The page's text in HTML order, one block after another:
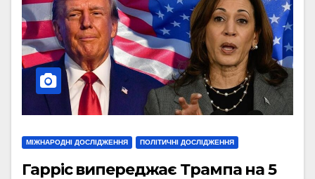
МІЖНАРОДНІ ДОСЛІДЖЕННЯ ПОЛІТИЧНІ ДОСЛІДЖЕННЯ
Гарріс випереджає Трампа на 5